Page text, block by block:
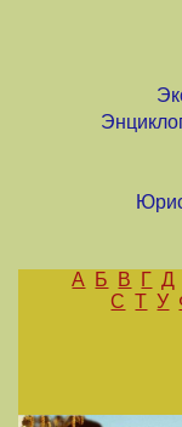
А Б В Г Д
С Т У